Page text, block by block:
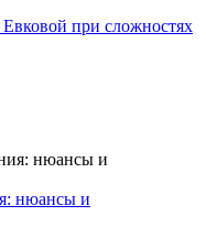
при сложностях
нюансы и